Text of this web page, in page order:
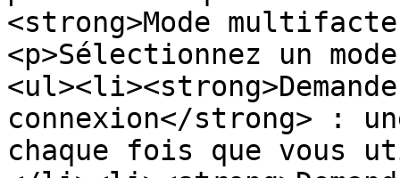
<strong>Mode
<p>Sélectionnez un
connexion</strong> :
chaque fois que